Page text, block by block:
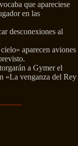
que apareciese
en las
desconexiones al
aparecen aviones
a Gymer el
«La venganza del Rey